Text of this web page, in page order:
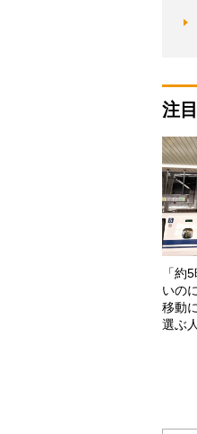
注
「約
いの
移動
選ぶ